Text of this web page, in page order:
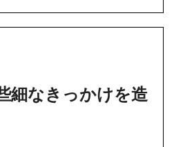
細なきっかけを造